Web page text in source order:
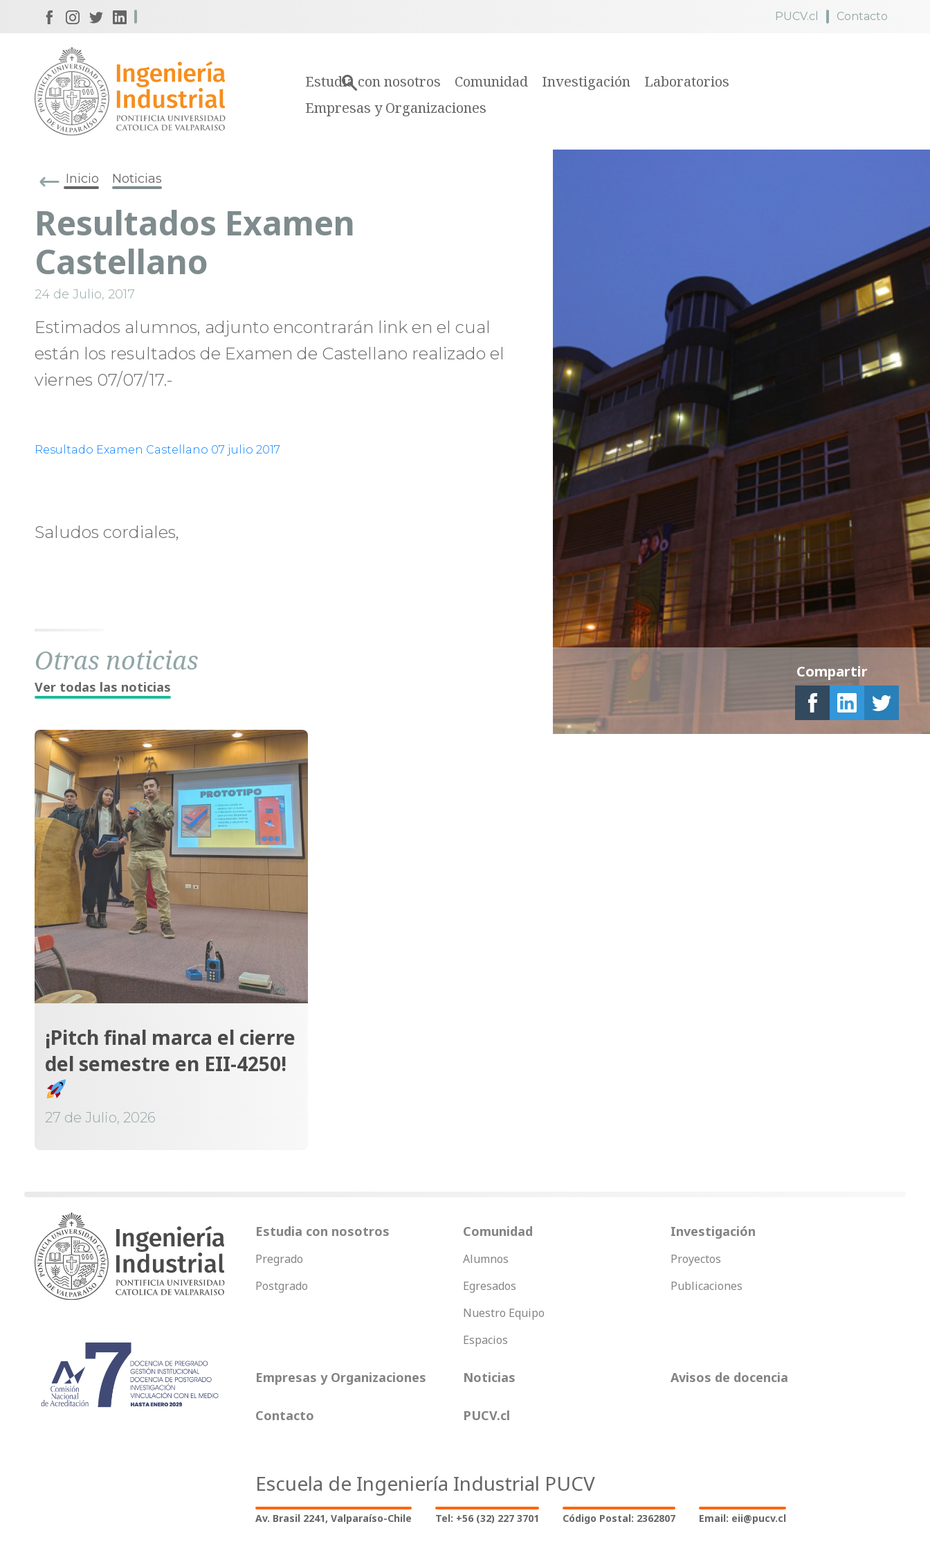
PUCV.cl Contacto
Estudia con nosotros Comunidad Investigación
Laboratorios
Empresas y Organizaciones
Inicio Noticias
Resultados Examen
Castellano
24 de Julio, 2017
Estimados alumnos, adjunto encontrarán link en el cual
están los resultados de Examen de Castellano realizado el
viernes 07/07/17.-
Resultado Examen Castellano 07 julio 2017
Saludos cordiales,
Compartir
Otras noticias
Ver todas las noticias
¡Pitch final marca el cierre
del semestre en EII-4250!
27 de Julio, 2026
Estudia con nosotros
Pregrado
Postgrado
Comunidad
Alumnos
Egresados
Nuestro Equipo
Espacios
Investigación
Proyectos
Publicaciones
Empresas y Organizaciones Noticias Avisos de docencia
Contacto PUCV.cl
Escuela de Ingeniería Industrial PUCV
Av. Brasil 2241, Valparaíso-Chile Tel: +56 (32) 227 3701 Código Postal: 2362807 Email: eii@pucv.cl